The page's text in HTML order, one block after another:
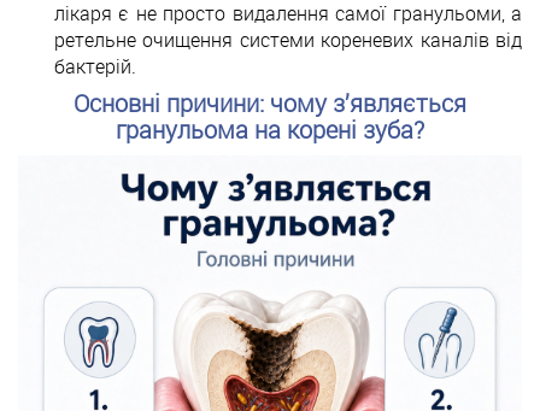
лікаря є не просто видалення самої гранульоми, а
ретельне очищення системи кореневих каналів від
бактерій.
Основні причини: чому з’являється
гранульома на корені зуба?